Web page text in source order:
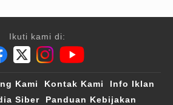
Ikuti kami di:
Kami Kontak Kami
Info Iklan
Siber
Panduan Kebijakan